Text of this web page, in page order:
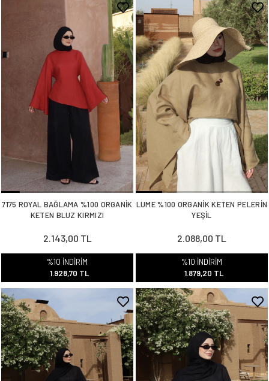
7175 ROYAL BAĞLAMA %100 ORGANİK
KETEN BLUZ KIRMIZI
2.143,00 TL
%10 İNDİRİM
1.928,70 TL
LUME %100 ORGANİK KETEN PELERİN
YEŞİL
2.088,00 TL
%10 İNDİRİM
1.879,20 TL